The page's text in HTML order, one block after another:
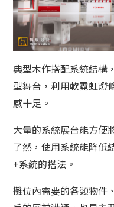
典型木作搭配系統結構
型舞台，利用軟霓虹燈
感十足。
大量的系統展台能方便
了然，使用系統能降低
+系統的搭法。
攤位內需要的各類物件